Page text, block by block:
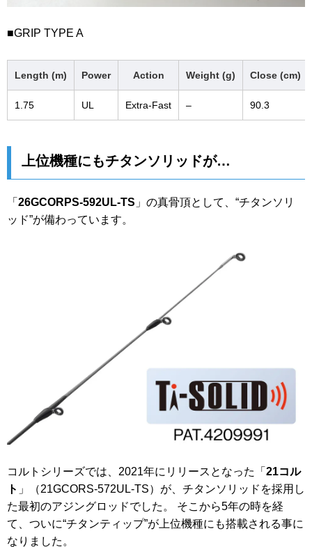
■GRIP TYPE A
Length (m) Power Action Weight (g) Close (cm)
1.75 UL Extra-Fast – 90.3
上位機種にもチタンソリッドが…
「 26GCORPS-592UL-TS 」の真骨頂として、“チタンソリ
ッド”が備わっています。
コルトシリーズでは、2021年にリリースとなった「 21コル
ト 」（21GCORS-572UL-TS）が、チタンソリッドを採用し
た最初のアジングロッドでした。 そこから5年の時を経
て、ついに“チタンティップ”が上位機種にも搭載される事に
なりました。